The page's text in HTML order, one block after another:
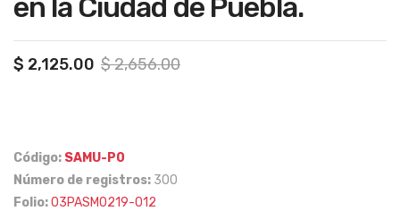
ort
pre
$2,656.00Original
$ 2,125.00
Current
Código: SAMU-P0
Número de registros: 300
Folio:03PASM0219-012